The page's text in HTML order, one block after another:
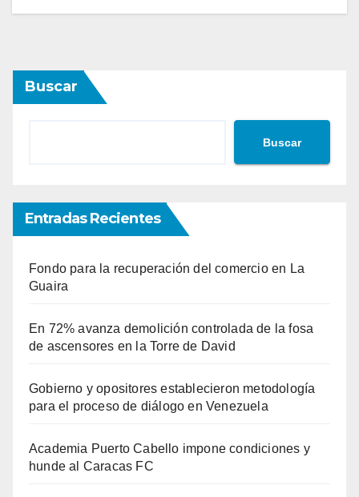
Buscar
Buscar
Entradas Recientes
Fondo para la recuperación del comercio en La
Guaira
En 72% avanza demolición controlada de la fosa
de ascensores en la Torre de David
Gobierno y opositores establecieron metodología
para el proceso de diálogo en Venezuela
Academia Puerto Cabello impone condiciones y
hunde al Caracas FC